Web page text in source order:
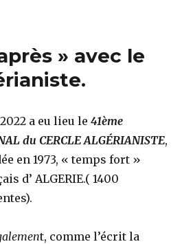
» avec le
a eu lieu le 41ème
du CERCLE ALGÉRIANISTE,
en 1973, « temps fort »
d’ ALGERIE.( 1400
t, comme l’écrit la